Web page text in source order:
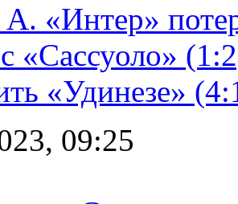
«Интер»
«Сассуоло»
«Удинезе»
09:25